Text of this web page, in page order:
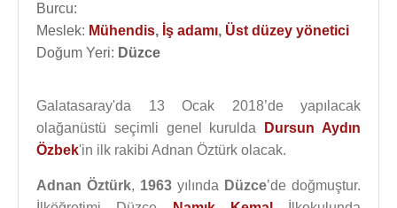
Burcu:
Meslek: Mühendis, İş adamı, Üst düzey yönetici
Doğum Yeri: Düzce
Galatasaray'da 13 Ocak 2018’de yapılacak
olağanüstü seçimli genel kurulda
Dursun Aydın
Özbek'in ilk rakibi Adnan Öztürk olacak.
Adnan Öztürk, 1963 yılında Düzce’de doğmuştur.